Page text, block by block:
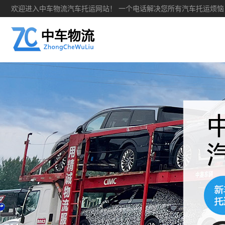
欢迎进入中车物流汽车托运网站！ 一个电话解决您所有汽车托运烦